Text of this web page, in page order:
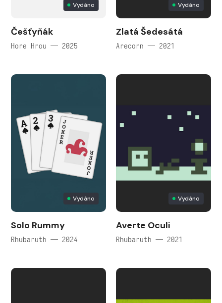
Vydáno
Češťyňák
Hore Hrou — 2025
Vydáno
Zlatá Šedesátá
Arecorn — 2021
Vydáno
Solo Rummy
Rhubaruth — 2024
Vydáno
Averte Oculi
Rhubaruth — 2021